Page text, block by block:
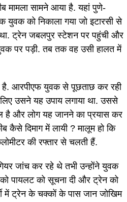
मामला सामने आया है. यहां पुणे-
को निकाला गया जो इटारसी से
ट्रेन जबलपुर स्टेशन पर पहुंची और
पर पड़ी. तब तक वह उसी हालत में
है. आरपीएफ युवक से पूछताछ कर रही
उसने यह उपाय लगाया था. उससे
है और लोग यह जानने का प्रयास कर
दिमाग में लायी ? मालूम हो कि
की रफ्तार से चलती हैं.
जांच कर रहे थे तभी उन्होंने युवक
पायलट को सूचना दी और ट्रेन को
में ट्रेन के चक्कों के पास जान जोखिम